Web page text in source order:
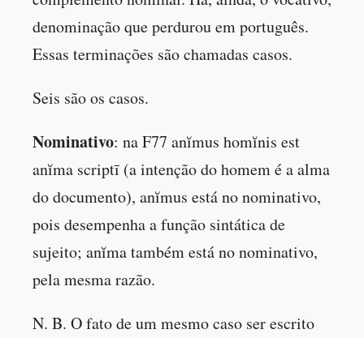
denominação que perdurou em português.
Essas terminações são chamadas casos.
Seis são os casos.
Nominativo: na F77 anĭmus homĭnis est
anĭma scriptī (a intenção do homem é a alma
do documento), anĭmus está no nominativo,
pois desempenha a função sintática de
sujeito; anĭma também está no nominativo,
pela mesma razão.
N. B. O fato de um mesmo caso ser escrito